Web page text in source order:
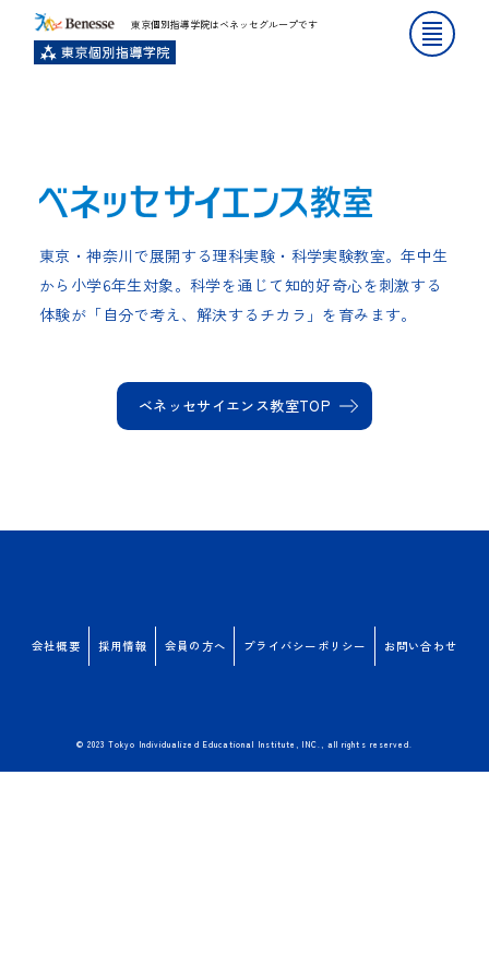
東京個別指導学院はベネッセグループです
東京・神奈川で展開する理科実験・科学実験教室。年中生
から小学6年生対象。科学を通じて知的好奇心を刺激する
体験が「自分で考え、解決するチカラ」を育みます。
ベネッセサイエンス教室TOP
会社概要 採用情報 会員の方へ プライバシーポリシー お問い合わせ
© 2023 Tokyo Individualized Educational Institute, INC., all rights reserved.